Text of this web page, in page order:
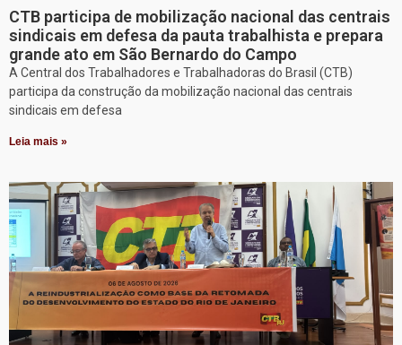
CTB participa de mobilização nacional das centrais
sindicais em defesa da pauta trabalhista e prepara
grande ato em São Bernardo do Campo
A Central dos Trabalhadores e Trabalhadoras do Brasil (CTB)
participa da construção da mobilização nacional das centrais
sindicais em defesa
Leia mais »